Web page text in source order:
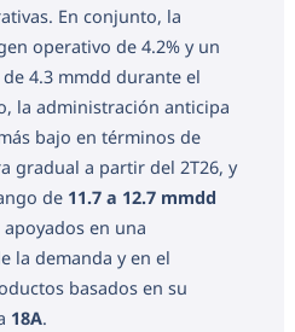
En conjunto, la
operativo de 4.2% y un
4.3 mmdd durante el
la administración anticipa
bajo en términos de
gradual a partir del 2T26, y
de 11.7 a 12.7 mmdd
en una
la demanda y en el
basados en su
18A.